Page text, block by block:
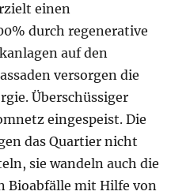
einen
durch regenerative
auf den
versorgen die
Überschüssiger
eingespeist. Die
das Quartier nicht
sie wandeln auch die
Bioabfälle mit Hilfe von